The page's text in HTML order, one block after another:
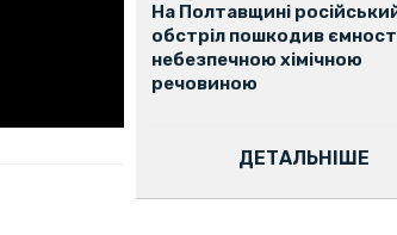
На Полтавщині
обстріл пошкодив
небезпечною хімічною
речовиною
ДЕТАЛЬНІШЕ